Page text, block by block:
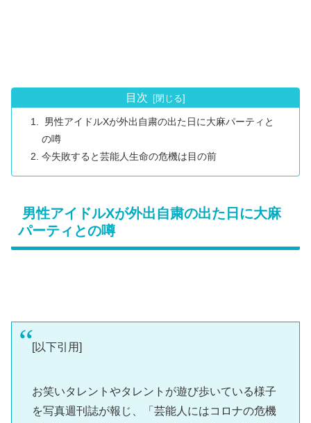
目次
男性アイドルXが外出自粛の出た日に大麻パーティと
の噂
今失敗すると芸能人生命の危機は目の前
男性アイドルXが外出自粛の出た日に大麻
パーティとの噂
[以下引用]
お笑いタレントやタレントが遊び歩いている様子
を写真週刊誌が報じ、「芸能人にはコロナの危機